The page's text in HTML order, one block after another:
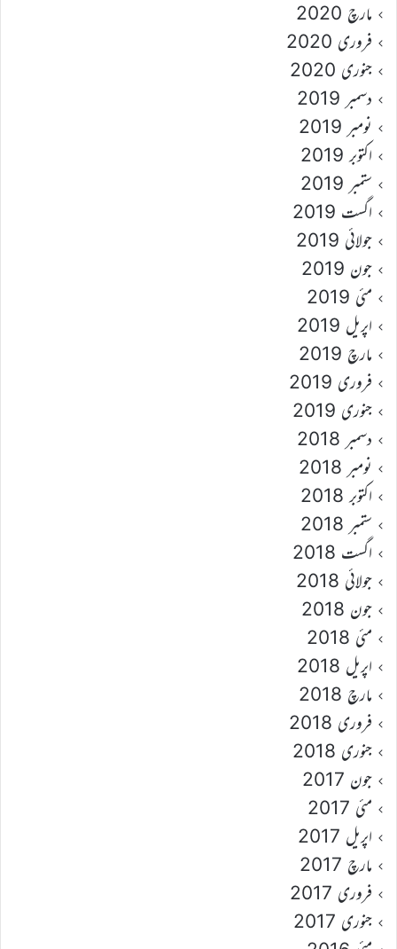
مارچ 2020
فروری 2020
جنوری 2020
دسمبر 2019
نومبر 2019
اکتوبر 2019
ستمبر 2019
اگست 2019
جولائی 2019
جون 2019
مئی 2019
اپریل 2019
مارچ 2019
فروری 2019
جنوری 2019
دسمبر 2018
نومبر 2018
اکتوبر 2018
ستمبر 2018
اگست 2018
جولائی 2018
جون 2018
مئی 2018
اپریل 2018
مارچ 2018
فروری 2018
جنوری 2018
جون 2017
مئی 2017
اپریل 2017
مارچ 2017
فروری 2017
جنوری 2017